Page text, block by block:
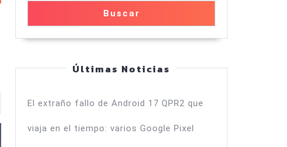
Buscar
Últimas Noticias
El extraño fallo de Android 17 QPR2 que
viaja en el tiempo: varios Google Pixel